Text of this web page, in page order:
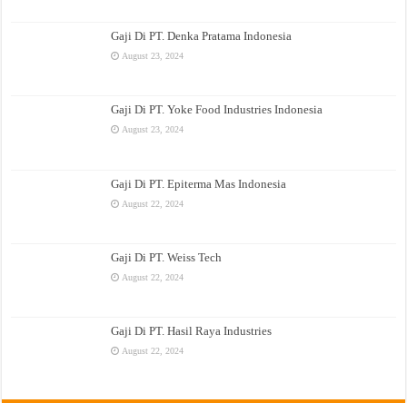
Gaji Di PT. Denka Pratama Indonesia
August 23, 2024
Gaji Di PT. Yoke Food Industries Indonesia
August 23, 2024
Gaji Di PT. Epiterma Mas Indonesia
August 22, 2024
Gaji Di PT. Weiss Tech
August 22, 2024
Gaji Di PT. Hasil Raya Industries
August 22, 2024